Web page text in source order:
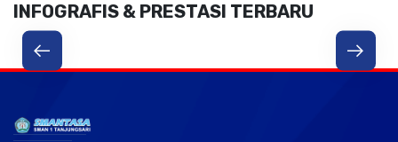
INFOGRAFIS & PRESTASI TERBARU